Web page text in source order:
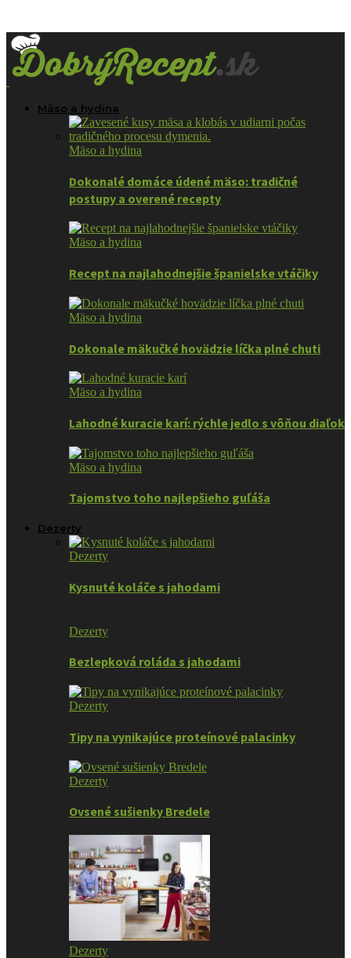
Mäso a hydina
Mäso a hydina
Dokonalé domáce údené mäso: tradičné
postupy a overené recepty
Mäso a hydina
Recept na najlahodnejšie španielske vtáčiky
Mäso a hydina
Dokonale mäkučké hovädzie líčka plné chuti
Mäso a hydina
Lahodné kuracie karí: rýchle jedlo s vôňou diaľok
Mäso a hydina
Tajomstvo toho najlepšieho guľáša
Dezerty
Dezerty
Kysnuté koláče s jahodami
Dezerty
Bezlepková roláda s jahodami
Dezerty
Tipy na vynikajúce proteínové palacinky
Dezerty
Ovsené sušienky Bredele
Dezerty